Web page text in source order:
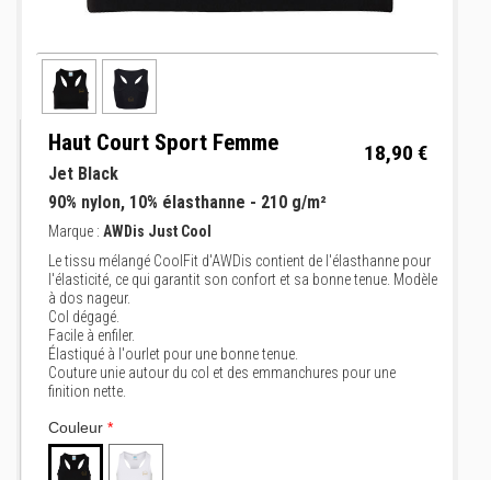
Haut Court Sport Femme 18,90 €
Jet Black
90% nylon, 10% élasthanne - 210 g/m²
Marque : AWDis Just Cool
Le tissu mélangé CoolFit d'AWDis contient de l'élasthanne pour
l'élasticité, ce qui garantit son confort et sa bonne tenue. Modèle
à dos nageur.
Col dégagé.
Facile à enfiler.
Élastiqué à l'ourlet pour une bonne tenue.
Couture unie autour du col et des emmanchures pour une
finition nette.
Couleur *